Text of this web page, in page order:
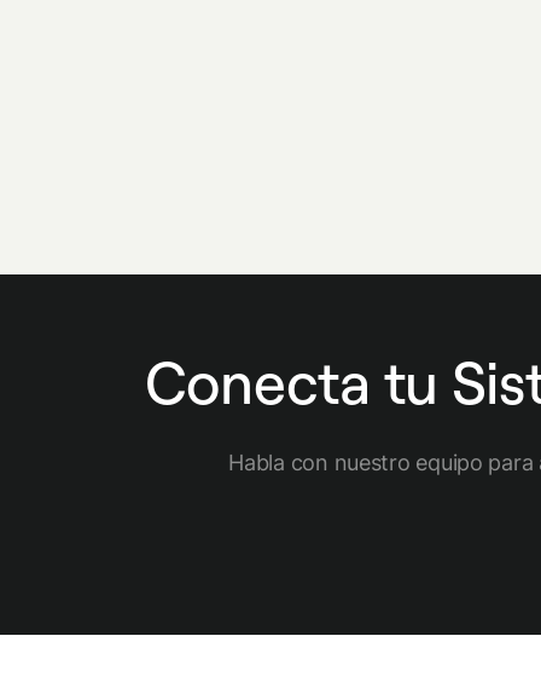
Conecta tu
Habla con nuestro equipo